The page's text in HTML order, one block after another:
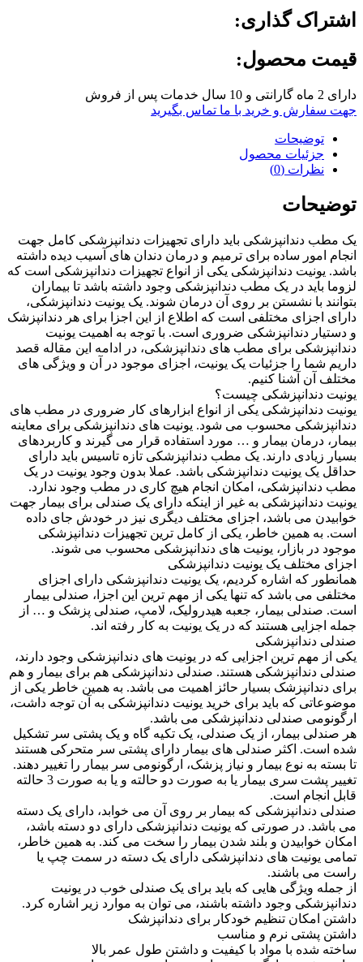
اشتراک گذاری:
قیمت محصول:
دارای 2 ماه گارانتی و 10 سال خدمات پس از فروش
جهت سفارش و خرید با ما تماس بگیرید
توضیحات
جزئیات محصول
نظرات (0)
توضیحات
یک مطب دندانپزشکی باید دارای تجهیزات دندانپزشکی کامل جهت
انجام امور ساده برای ترمیم و درمان دندان های آسیب دیده داشته
باشد. یونیت دندانپزشکی یکی از انواع تجهیزات دندانپزشکی است که
لزوما باید در یک مطب دندانپزشکی وجود داشته باشد تا بیماران
بتوانند با نشستن بر روی آن درمان شوند. یک یونیت دندانپزشکی،
دارای اجزای مختلفی است که اطلاع از این اجزا برای هر دندانپزشک
و دستیار دندانپزشکی ضروری است. با توجه به اهمیت یونیت
دندانپزشکی برای مطب های دندانپزشکی، در ادامه این مقاله قصد
داریم شما را جزئیات یک یونیت، اجزای موجود در آن و ویژگی های
مختلف آن آشنا کنیم.
یونیت دندانپزشکی چیست؟
یونیت دندانپزشکی یکی از انواع ابزارهای کار ضروری در مطب های
دندانپزشکی محسوب می شود. یونیت های دندانپزشکی برای معاینه
بیمار، درمان بیمار و … مورد استفاده قرار می گیرند و کاربردهای
بسیار زیادی دارند. یک مطب دندانپزشکی تازه تاسیس باید دارای
حداقل یک یونیت دندانپزشکی باشد. عملا بدون وجود یونیت در یک
مطب دندانپزشکی، امکان انجام هیچ کاری در مطب وجود ندارد.
یونیت دندانپزشکی به غیر از اینکه دارای یک صندلی برای بیمار جهت
خوابیدن می باشد، اجزای مختلف دیگری نیز در خودش جای داده
است. به همین خاطر، یکی از کامل ترین تجهیزات دندانپزشکی
موجود در بازار، یونیت های دندانپزشکی محسوب می شوند.
اجزای مختلف یک یونیت دندانپزشکی
همانطور که اشاره کردیم، یک یونیت دندانپزشکی دارای اجزای
مختلفی می باشد که تنها یکی از مهم ترین این اجزا، صندلی بیمار
است. صندلی بیمار، جعبه هیدرولیک، لامپ، صندلی پزشک و … از
جمله اجزایی هستند که در یک یونیت به کار رفته اند.
صندلی دندانپزشکی
یکی از مهم ترین اجزایی که در یونیت های دندانپزشکی وجود دارند،
صندلی دندانپزشکی هستند. صندلی دندانپزشکی هم برای بیمار و هم
برای دندانپزشک بسیار حائز اهمیت می باشد. به همین خاطر یکی از
موضوعاتی که باید برای خرید یونیت دندانپزشکی به آن توجه داشت،
ارگونومی صندلی دندانپزشکی می باشد.
هر صندلی بیمار، از یک صندلی، یک تکیه گاه و یک پشتی سر تشکیل
شده است. اکثر صندلی های بیمار دارای پشتی سر متحرکی هستند
تا بسته به نوع بیمار و نیاز پزشک، ارگونومی سر بیمار را تغییر دهند.
تغییر پشت سری بیمار یا به صورت دو حالته و یا به صورت 3 حالته
قابل انجام است.
صندلی دندانپزشکی که بیمار بر روی آن می خوابد، دارای یک دسته
می باشد. در صورتی که یونیت دندانپزشکی دارای دو دسته باشد،
امکان خوابیدن و بلند شدن بیمار را سخت می کند. به همین خاطر،
تمامی یونیت های دندانپزشکی دارای یک دسته در سمت چپ یا
راست می باشند.
از جمله ویژگی هایی که باید برای یک صندلی خوب در یونیت
دندانپزشکی وجود داشته باشند، می توان به موارد زیر اشاره کرد.
داشتن امکان تنظیم خودکار برای دندانپزشک
داشتن پشتی نرم و مناسب
ساخته شده با مواد با کیفیت و داشتن طول عمر بالا